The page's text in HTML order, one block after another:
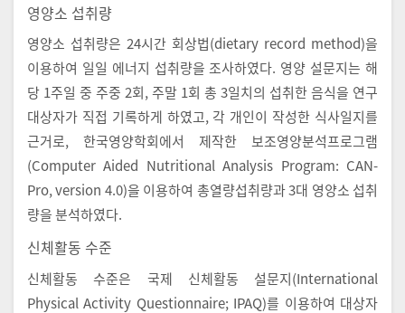
영양소 섭취량
영양소 섭취량은 24시간 회상법(dietary record method)을
이용하여 일일 에너지 섭취량을 조사하였다. 영양 설문지는 해
당 1주일 중 주중 2회, 주말 1회 총 3일치의 섭취한 음식을 연구
대상자가 직접 기록하게 하였고, 각 개인이 작성한 식사일지를
근거로, 한국영양학회에서 제작한 보조영양분석프로그램
(Computer Aided Nutritional Analysis Program: CAN-
Pro, version 4.0)을 이용하여 총열량섭취량과 3대 영양소 섭취
량을 분석하였다.
신체활동 수준
신체활동 수준은 국제 신체활동 설문지(International
Physical Activity Questionnaire; IPAQ)를 이용하여 대상자